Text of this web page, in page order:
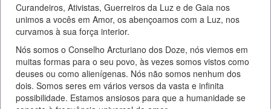
Curandeiros, Ativistas, Guerreiros da Luz e de Gaia nos
unimos a vocês em Amor, os abençoamos com a Luz, nos
curvamos à sua força interior.
Nós somos o Conselho Arcturiano dos Doze, nós viemos em
muitas formas para o seu povo, às vezes somos vistos como
deuses ou como alienígenas. Nós não somos nenhum dos
dois. Somos seres em vários versos da vasta e infinita
possibilidade. Estamos ansiosos para que a humanidade se